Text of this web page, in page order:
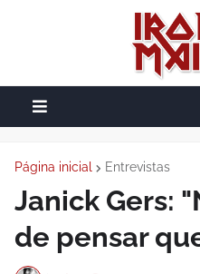
Página inicial Entrevistas
Janick Gers:
de pensar